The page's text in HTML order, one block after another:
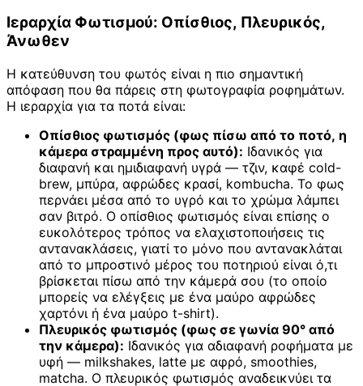
Ιεραρχία Φωτισμού: Οπίσθιος, Πλευρικός,
Άνωθεν
Η κατεύθυνση του φωτός είναι η πιο σημαντική
απόφαση που θα πάρεις στη φωτογραφία ροφημάτων.
Η ιεραρχία για τα ποτά είναι:
Οπίσθιος φωτισμός (φως πίσω από το ποτό, η
κάμερα στραμμένη προς αυτό): Ιδανικός για
διαφανή και ημιδιαφανή υγρά — τζιν, καφέ cold-
brew, μπύρα, αφρώδες κρασί, kombucha. Το φως
περνάει μέσα από το υγρό και το χρώμα λάμπει
σαν βιτρό. Ο οπίσθιος φωτισμός είναι επίσης ο
ευκολότερος τρόπος να ελαχιστοποιήσεις τις
αντανακλάσεις, γιατί το μόνο που αντανακλάται
από το μπροστινό μέρος του ποτηριού είναι ό,τι
βρίσκεται πίσω από την κάμερά σου (το οποίο
μπορείς να ελέγξεις με ένα μαύρο αφρώδες
χαρτόνι ή ένα μαύρο t-shirt).
Πλευρικός φωτισμός (φως σε γωνία 90° από
την κάμερα): Ιδανικός για αδιαφανή ροφήματα με
υφή — milkshakes, latte με αφρό, smoothies,
matcha. Ο πλευρικός φωτισμός αναδεικνύει τα